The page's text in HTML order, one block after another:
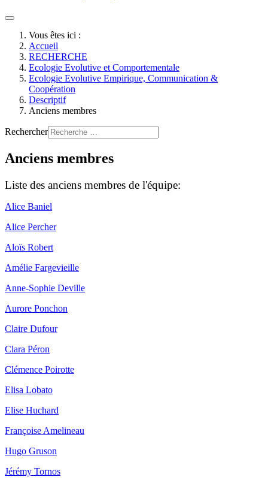
Vous êtes ici :
Accueil
RECHERCHE
Ecologie Evolutive et Comportementale
Ecologie Evolutive Empirique, Communication &
Coopération
Descriptif
Anciens membres
Rechercher
Anciens membres
Liste des anciens membres de l'équipe:
Alice Baniel
Alice Percher
Aloïs Robert
Amélie Fargevieille
Anne-Sophie Deville
Aurore Ponchon
Claire Dufour
Clara Péron
Clémence Poirotte
Elisa Lobato
Elise Huchard
Françoise Amelineau
Hugo Gruson
Jérémy Tornos